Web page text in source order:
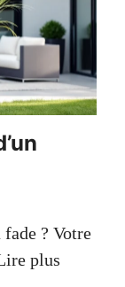
fade ? Votre
plus